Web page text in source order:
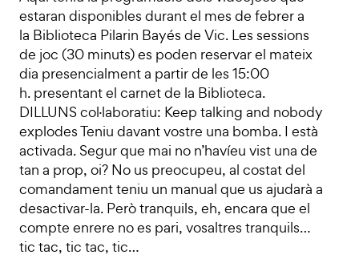
estaran disponibles durant el mes de febrer a
la Biblioteca Pilarin Bayés de Vic. Les sessions
de joc (30 minuts) es poden reservar el mateix
dia presencialment a partir de les 15:00
h. presentant el carnet de la Biblioteca.
DILLUNS col·laboratiu: Keep talking and nobody
explodes Teniu davant vostre una bomba. I està
activada. Segur que mai no n’havíeu vist una de
tan a prop, oi? No us preocupeu, al costat del
comandament teniu un manual que us ajudarà a
desactivar-la. Però tranquils, eh, encara que el
compte enrere no es pari, vosaltres tranquils…
tic tac, tic tac, tic…